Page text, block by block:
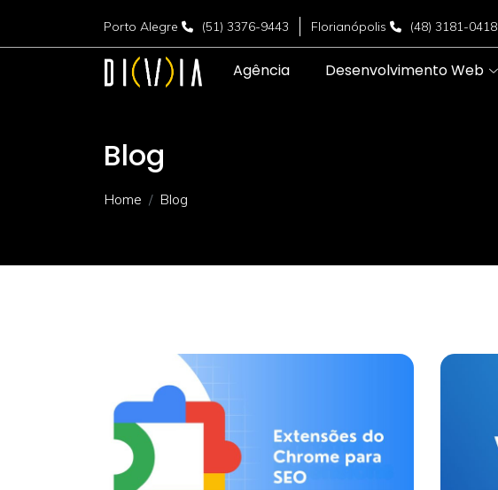
Porto Alegre (51) 3376-9443 Florianópolis (48) 3181-0418
Agência Desenvolvimento Web
Blog
Home Blog